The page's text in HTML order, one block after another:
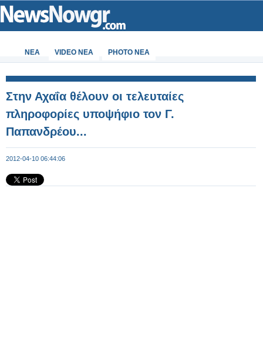
ΝΕΑ VIDEO NEA PHOTO NEA
Στην Αχαΐα θέλουν οι τελευταίες
πληροφορίες υποψήφιο τον Γ.
Παπανδρέου...
2012-04-10 06:44:06